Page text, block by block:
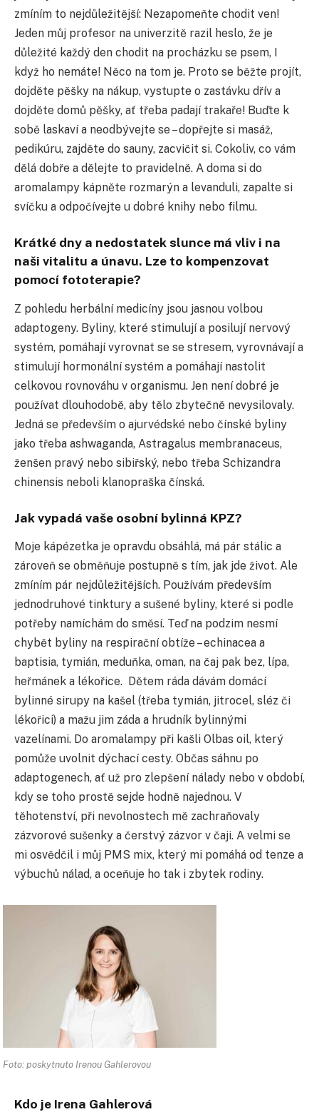
zmíním to nejdůležitější: Nezapomeňte chodit ven!
Jeden můj profesor na univerzitě razil heslo, že je
důležité každý den chodit na procházku se psem, I
když ho nemáte! Něco na tom je. Proto se běžte projít,
dojděte pěšky na nákup, vystupte o zastávku dřív a
dojděte domů pěšky, ať třeba padají trakaře! Buďte k
sobě laskaví a neodbývejte se – dopřejte si masáž,
pedikúru, zajděte do sauny, zacvičit si. Cokoliv, co vám
dělá dobře a dělejte to pravidelně. A doma si do
aromalampy kápněte rozmarýn a levanduli, zapalte si
svíčku a odpočívejte u dobré knihy nebo filmu.
Krátké dny a nedostatek slunce má vliv i na
naši vitalitu a únavu. Lze to kompenzovat
pomocí fototerapie?
Z pohledu herbální medicíny jsou jasnou volbou
adaptogeny. Byliny, které stimulují a posilují nervový
systém, pomáhají vyrovnat se se stresem, vyrovnávají a
stimulují hormonální systém a pomáhají nastolit
celkovou rovnováhu v organismu. Jen není dobré je
používat dlouhodobě, aby tělo zbytečně nevysilovaly.
Jedná se především o ajurvédské nebo čínské byliny
jako třeba ashwaganda, Astragalus membranaceus,
ženšen pravý nebo sibiřský, nebo třeba Schizandra
chinensis neboli klanopraška čínská.
Jak vypadá vaše osobní bylinná KPZ?
Moje kápézetka je opravdu obsáhlá, má pár stálic a
zároveň se obměňuje postupně s tím, jak jde život. Ale
zmíním pár nejdůležitějších. Používám především
jednodruhové tinktury a sušené byliny, které si podle
potřeby namíchám do směsí. Teď na podzim nesmí
chybět byliny na respirační obtíže – echinacea a
baptisia, tymián, meduňka, oman, na čaj pak bez, lípa,
heřmánek a lékořice. Dětem ráda dávám domácí
bylinné sirupy na kašel (třeba tymián, jitrocel, sléz či
lékořici) a mažu jim záda a hrudník bylinnými
vazelínami. Do aromalampy při kašli Olbas oil, který
pomůže uvolnit dýchací cesty. Občas sáhnu po
adaptogenech, ať už pro zlepšení nálady nebo v období,
kdy se toho prostě sejde hodně najednou. V
těhotenství, při nevolnostech mě zachraňovaly
zázvorové sušenky a čerstvý zázvor v čaji. A velmi se
mi osvědčil i můj PMS mix, který mi pomáhá od tenze a
výbuchů nálad, a oceňuje ho tak i zbytek rodiny.
Foto: poskytnuto Irenou Gahlerovou
Kdo je Irena Gahlerová